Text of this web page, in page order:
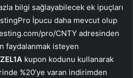
bilgi sağlayabilecek ek ipuçları
İpucu daha mevcut olup
pro/CNTY adresinden
faydalanmak isteyen
kupon kodunu kullanarak
%20’ye varan indirimden